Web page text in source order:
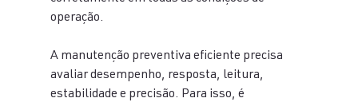
operação.
A manutenção preventiva eficiente precisa
avaliar desempenho, resposta, leitura,
estabilidade e precisão. Para isso, é